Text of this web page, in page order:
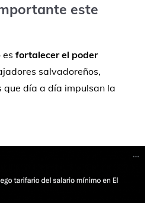
este
es fortalecer el poder
salvadoreños,
que día a día impulsan la